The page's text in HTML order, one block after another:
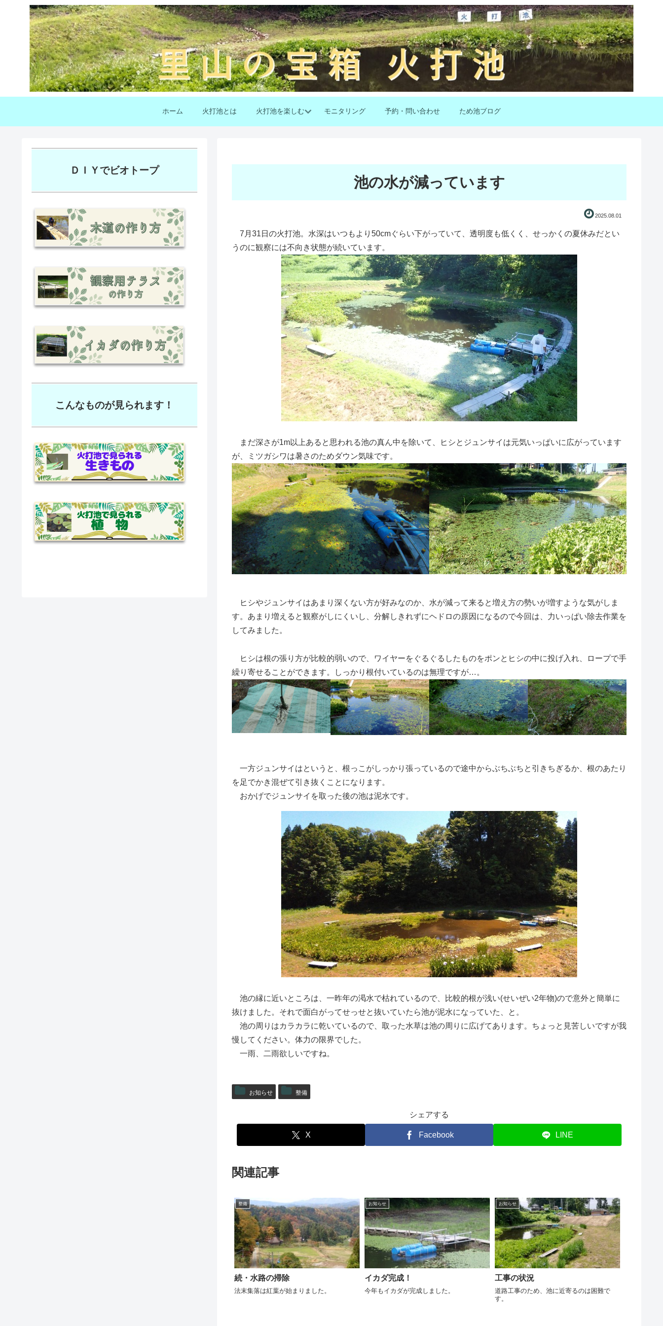
ホーム 火打池とは 火打池を楽しむ モニタリング 予約・問い合わせ ため池ブログ
池の水が減っています
2025.08.01
7月31日の火打池。水深はいつもより50cmぐらい下がっていて、透明度も低くく、せっかくの夏休みだとい
うのに観察には不向き状態が続いています。
まだ深さが1m以上あると思われる池の真ん中を除いて、ヒシとジュンサイは元気いっぱいに広がっています
が、ミツガシワは暑さのためダウン気味です。
ヒシやジュンサイはあまり深くない方が好みなのか、水が減って来ると増え方の勢いが増すような気がしま
す。あまり増えると観察がしにくいし、分解しきれずにヘドロの原因になるので今回は、力いっぱい除去作業を
してみました。
ヒシは根の張り方が比較的弱いので、ワイヤーをぐるぐるしたものをポンとヒシの中に投げ入れ、ロープで手
繰り寄せることができます。しっかり根付いているのは無理ですが…。
一方ジュンサイはというと、根っこがしっかり張っているので途中からぶちぶちと引きちぎるか、根のあたり
を足でかき混ぜて引き抜くことになります。
おかげでジュンサイを取った後の池は泥水です。
池の縁に近いところは、一昨年の渇水で枯れているので、比較的根が浅い(せいぜい2年物)ので意外と簡単に
抜けました。それで面白がってせっせと抜いていたら池が泥水になっていた、と。
池の周りはカラカラに乾いているので、取った水草は池の周りに広げてあります。ちょっと見苦しいですが我
慢してください。体力の限界でした。
一雨、二雨欲しいですね。
お知らせ 整備
シェアする
X Facebook LINE
関連記事
整備
続・水路の掃除
法末集落は紅葉が始まりました。
お知らせ
イカダ完成！
今年もイカダが完成しました。
お知らせ
工事の状況
道路工事のため、池に近寄るのは困難で
す。
ＤＩＹでビオトープ
こんなものが見られます！